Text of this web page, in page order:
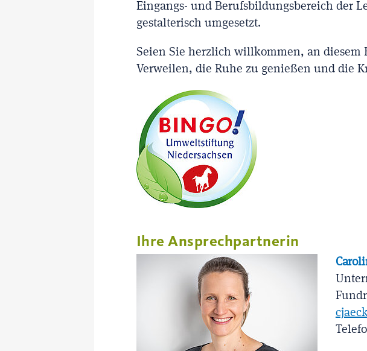
Eingangs- und Berufsbildungsbereich der
gestalterisch umgesetzt.
Seien Sie herzlich willkommen, an diesem
Verweilen, die Ruhe zu genießen und die
Ihre Ansprechpartnerin